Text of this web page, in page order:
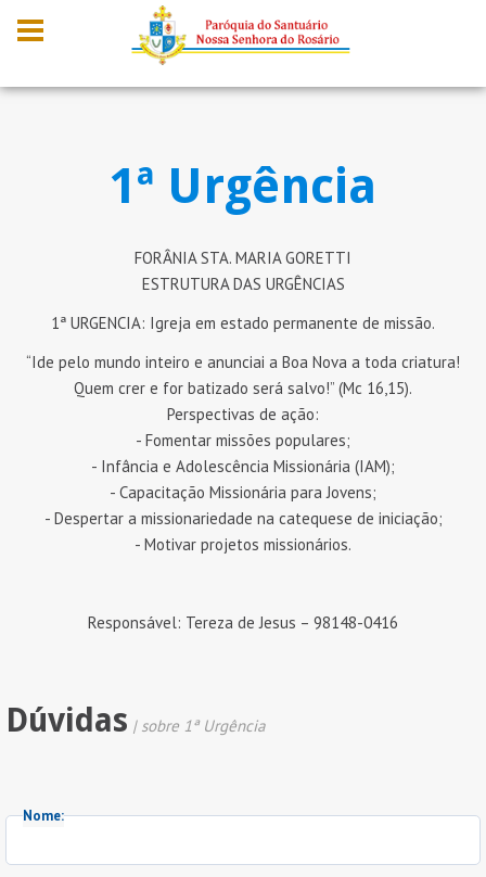
1ª Urgência
FORÂNIA STA. MARIA GORETTI
ESTRUTURA DAS URGÊNCIAS
1ª URGENCIA: Igreja em estado permanente de missão.
“Ide pelo mundo inteiro e anunciai a Boa Nova a toda criatura!
Quem crer e for batizado será salvo!” (Mc 16,15).
Perspectivas de ação:
- Fomentar missões populares;
- Infância e Adolescência Missionária (IAM);
- Capacitação Missionária para Jovens;
- Despertar a missionariedade na catequese de iniciação;
- Motivar projetos missionários.
Responsável: Tereza de Jesus – 98148-0416
Dúvidas | sobre 1ª Urgência
Nome: